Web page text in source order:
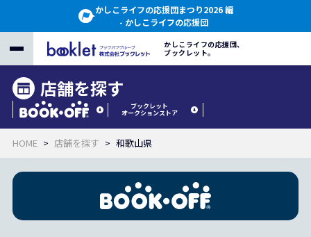
かしこライフの応援団まつり2026 編
- かしこライフの応援団
かしこライフの応援団、
ブックレット。
店舗を探す
ブックレット
オークションストア
HOME 店舗を探す 和歌山県